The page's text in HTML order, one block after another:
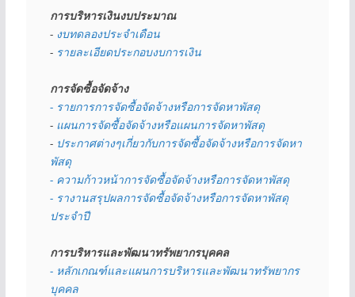
การบริหารเงินงบประมาณ
- งบทดลองประจำเดือน
- รายละเอียดประกอบงบการเงิน
การจัดซื้อจัดจ้าง
- รายการการจัดซื้อจัดจ้างหรือการจัดหาพัสดุ
- แผนการจัดซื้อจัดจ้างหรือแผนการจัดหาพัสดุ
- ประกาศต่างๆเกี่ยวกับการจัดซื้อจัดจ้างหรือการจัดหา
พัสดุ
- ความก้าวหน้าการจัดซื้อจัดจ้างหรือการจัดหาพัสดุ
- รางานสรุปผลการจัดซื้อจัดจ้างหรือการจัดหาพัสดุ
ประจำปี
การบริหารและพัฒนาทรัพยากรบุคคล
- หลักเกณฑ์และแผนการบริหารและพัฒนาทรัพยากร
บุคคล